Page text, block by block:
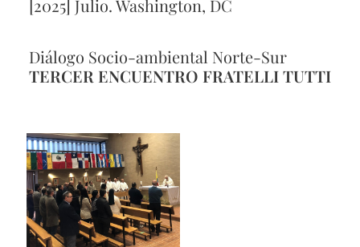
[2025] Julio. Washington, DC
Diálogo Socio-ambiental Norte-Sur
TERCER ENCUENTRO FRATELLI TUTTI